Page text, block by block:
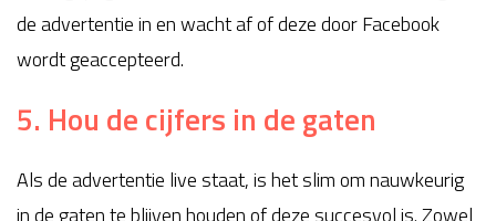
de advertentie in en wacht af of deze door Facebook
wordt geaccepteerd.
5. Hou de cijfers in de gaten
Als de advertentie live staat, is het slim om nauwkeurig
in de gaten te blijven houden of deze succesvol is. Zowel